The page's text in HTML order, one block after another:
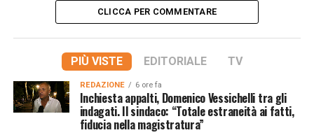
CLICCA PER COMMENTARE
PIÙ VISTE EDITORIALE TV
REDAZIONE 6 ore fa
Inchiesta appalti, Domenico Vessichelli tra gli
indagati. Il sindaco: “Totale estraneità ai fatti,
fiducia nella magistratura”